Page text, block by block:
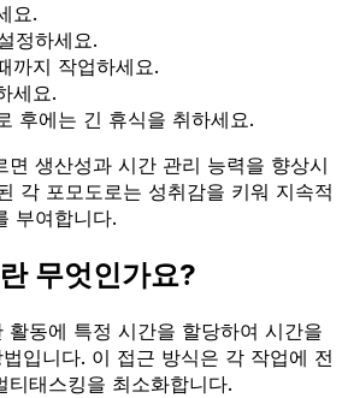
요.
정하세요.
까지 작업하세요.
세요.
후에는 긴 휴식을 취하세요.
면 생산성과 시간 관리 능력을 향상시
각 포모도로는 성취감을 키워 지속적
부여합니다.
무엇인가요?
활동에 특정 시간을 할당하여 시간을
입니다. 이 접근 방식은 각 작업에 전
티태스킹을 최소화합니다.